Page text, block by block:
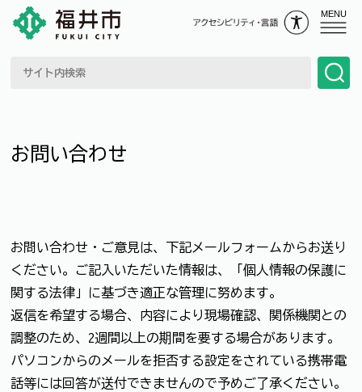
MENU
お問い合わせ
お問い合わせ・ご意見は、下記メールフォームからお送り
ください。ご記入いただいた情報は、「個人情報の保護に
関する法律」に基づき適正な管理に努めます。
返信を希望する場合、内容により現場確認、関係機関との
調整のため、2週間以上の期間を要する場合があります。
パソコンからのメールを拒否する設定をされている携帯電
話等には回答が送付できませんので予めご了承ください。